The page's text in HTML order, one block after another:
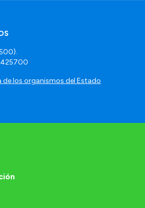
de los organismos del Estado